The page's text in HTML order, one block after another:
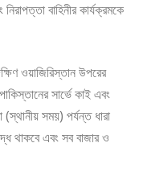
বাহিনীর কার্যক্রমকে
ওয়াজিরিস্তান উপরের
সার্ভে কাই এবং
সময়) পর্যন্ত ধারা
থাকবে এবং সব বাজার ও